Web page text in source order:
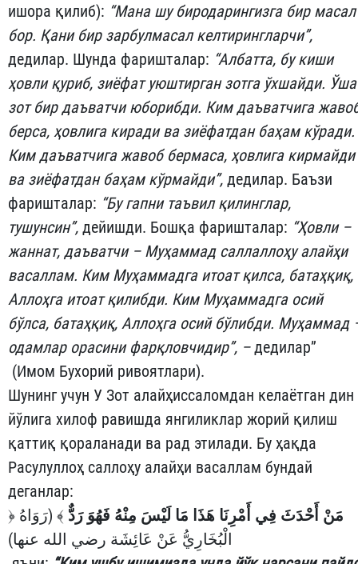
ишора қилиб): “Мана шу биродарингизга бир масал
бор. Қани бир зарбулмасал келтирингларчи”,
дедилар. Шунда фаришталар: “Албатта, бу киши
ҳовли қуриб, зиёфат уюштирган зотга ўхшайди. Ўша
зот бир даъватчи юборибди. Ким даъватчига
берса, ҳовлига киради ва зиёфатдан баҳам кўради.
Ким даъватчига жавоб бермаса, ҳовлига кирмайди
ва зиёфатдан баҳам кўрмайди”, дедилар. Баъзи
фаришталар: “Бу гапни таъвил қилинглар,
тушунсин”, дейишди. Бошқа фаришталар: “Ҳовли –
жаннат, даъватчи – Муҳаммад саллаллоҳу алайҳи
васаллам. Ким Муҳаммадга итоат қилса, батаҳқиқ,
Аллоҳга итоат қилибди. Ким Муҳаммадга осий
бўлса, батаҳқиқ, Аллоҳга осий бўлибди. Муҳаммад
одамлар орасини фарқловчидир”, –дедилар”
(Имом Бухорий ривоятлари).
Шунинг учун У Зот алайҳиссаломдан келаётган дин
йўлига хилоф равишда янгиликлар жорий қилиш
қаттиқ қораланади ва рад этилади. Бу ҳақда
Расулуллоҳ саллоҳу алайҳи васаллам бундай
деганлар:
﴿
مَنْ أَحْدَثَ فِي أَمْرِنَا هَذَا مَا لَيْسَ مِنْهُ فَهُوَ رَدٌّ ﴾ (رَوَاهُ
الْبُخَارِيُّ عَنْ عَائِشَة رضي الله عنها)